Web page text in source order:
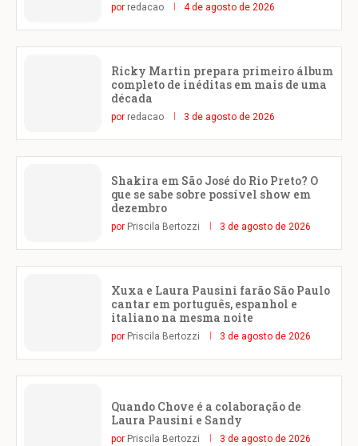
por redacao 4 de agosto de 2026
Ricky Martin prepara primeiro álbum
completo de inéditas em mais de uma
década
por redacao 3 de agosto de 2026
Shakira em São José do Rio Preto? O
que se sabe sobre possível show em
dezembro
por Priscila Bertozzi 3 de agosto de 2026
Xuxa e Laura Pausini farão São Paulo
cantar em português, espanhol e
italiano na mesma noite
por Priscila Bertozzi 3 de agosto de 2026
Quando Chove é a colaboração de
Laura Pausini e Sandy
por Priscila Bertozzi 3 de agosto de 2026